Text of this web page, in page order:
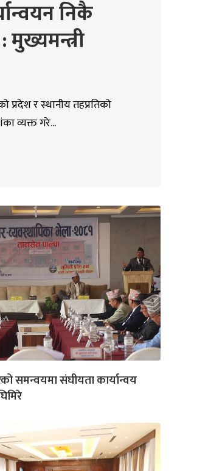
निकै
र स्थानीय तहप्रतिको
व्यक्त गरे...
समन्वयमा संघीयता कार्यान्वय